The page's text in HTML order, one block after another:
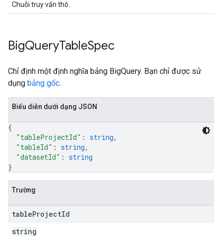
Chuỗi truy vấn thô.
BigQueryTableSpec
Chỉ định một định nghĩa bảng BigQuery. Bạn chỉ được sử
dụng bảng gốc.
Biểu diễn dưới dạng JSON
{
"tableProjectId" : string,
"tableId" : string,
"datasetId" : string
}
Trường
tableProjectId
string